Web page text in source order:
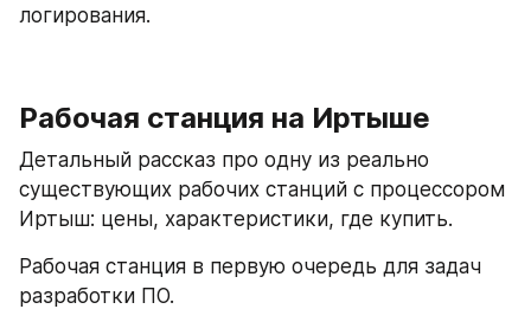
логирования.
Рабочая станция на Иртыше
Детальный рассказ про одну из реально
существующих рабочих станций с процессором
Иртыш: цены, характеристики, где купить.
Рабочая станция в первую очередь для задач
разработки ПО.